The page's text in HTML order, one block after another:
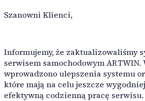
Raporty z pracy
Raporty części
Narzędzia pomocnicze
Dekodowanie VIN
Autouzupełnienie dla osób prawnych
Autouzupełnienie marek i modeli
Szablony pracy
Profesjonalny serwis samochodowy
Szanowni Klienci,
Informujemy, że zaktualizowaliśmy
serwisem samochodowym
wprowadzono ulepszenia systemu
które mają na celu jeszcze
efektywną codzienną pracę serwisu.